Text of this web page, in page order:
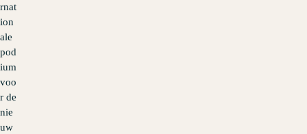
rnat
ion
ale
pod
ium
voo
r de
nie
uw